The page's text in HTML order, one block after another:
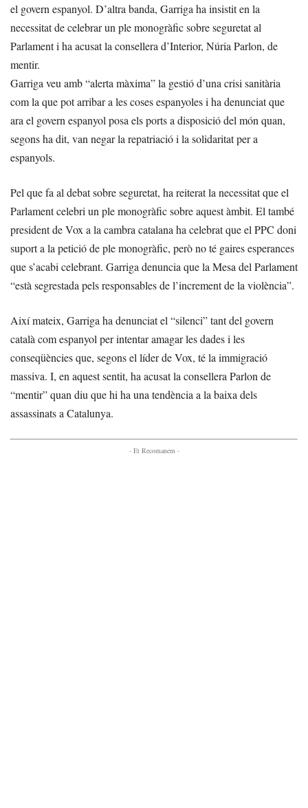
el govern espanyol. D’altra banda, Garriga ha insistit en la
necessitat de celebrar un ple monogràfic sobre seguretat al
Parlament i ha acusat la consellera d’Interior, Núria Parlon, de
mentir.
Garriga veu amb “alerta màxima” la gestió d’una crisi sanitària
com la que pot arribar a les coses espanyoles i ha denunciat que
ara el govern espanyol posa els ports a disposició del món quan,
segons ha dit, van negar la repatriació i la solidaritat per a
espanyols.
Pel que fa al debat sobre seguretat, ha reiterat la necessitat que el
Parlament celebri un ple monogràfic sobre aquest àmbit. El també
president de Vox a la cambra catalana ha celebrat que el PPC doni
suport a la petició de ple monogràfic, però no té gaires esperances
que s’acabi celebrant. Garriga denuncia que la Mesa del Parlament
“està segrestada pels responsables de l’increment de la violència”.
Així mateix, Garriga ha denunciat el “silenci” tant del govern
català com espanyol per intentar amagar les dades i les
conseqüències que, segons el líder de Vox, té la immigració
massiva. I, en aquest sentit, ha acusat la consellera Parlon de
“mentir” quan diu que hi ha una tendència a la baixa dels
assassinats a Catalunya.
- Et Recomanem -